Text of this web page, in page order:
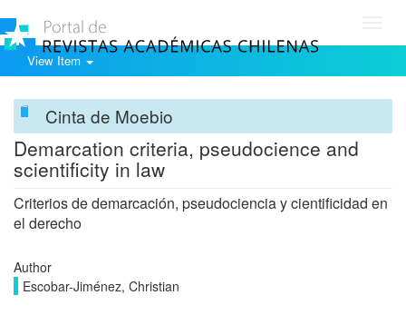
View Item
Cinta de Moebio
Demarcation criteria, pseudocience and
scientificity in law
Criterios de demarcación, pseudociencia y cientificidad en
el derecho
Author
Escobar-Jiménez, Christian